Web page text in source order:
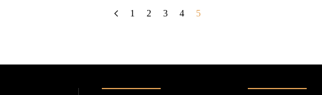
1 2 3 4 5